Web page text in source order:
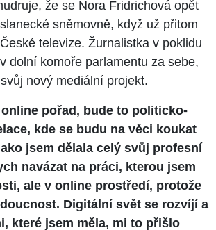
že se Nora Fridrichová opět
sněmovně, když už přitom
televize. Žurnalistka v poklidu
dolní komoře parlamentu za sebe,
nový mediální projekt.
pořad, bude to politicko-
kde se budu na věci koukat
jsem dělala celý svůj profesní
navázat na práci, kterou jsem
ale v online prostředí, protože
Digitální svět se rozvíjí a
které jsem měla, mi to přišlo